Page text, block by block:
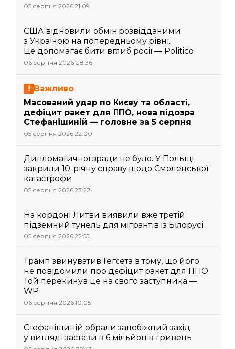
05 серпня 2026 21:09
США відновили обмін розвідданими
з Україною на попередньому рівні.
Це допомагає бити вглиб росії — Politico
06 серпня 2026 08:36
Важливо
Масований удар по Києву та області,
дефіцит ракет для ППО, нова підозра
Стефанішиній — головне за 5 серпня
05 серпня 2026 22:00
Дипломатичної зради не було. У Польщі
закрили 10-річну справу щодо Смоленської
катастрофи
05 серпня 2026 23:22
На кордоні Литви виявили вже третій
підземний тунель для мігрантів із Білорусі
05 серпня 2026 22:55
Трамп звинуватив Гегсета в тому, що його
не повідомили про дефіцит ракет для ППО.
Той перекинув це на свого заступника —
WP
06 серпня 2026 10:05
Стефанішиній обрали запобіжний захід
у вигляді застави в 6 мільйонів гривень